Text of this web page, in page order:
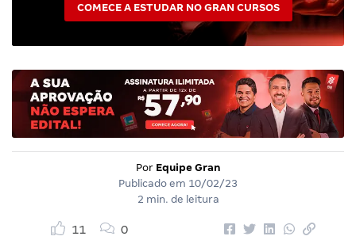
COMECE A ESTUDAR NO GRAN CURSOS
Por Equipe Gran
Publicado em 10/02/23
2 min. de leitura
11 0